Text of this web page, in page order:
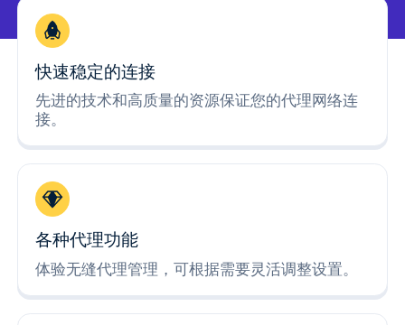
快速稳定的连接
先进的技术和高质量的资源保证您的代理网络连
接。
各种代理功能
体验无缝代理管理，可根据需要灵活调整设置。